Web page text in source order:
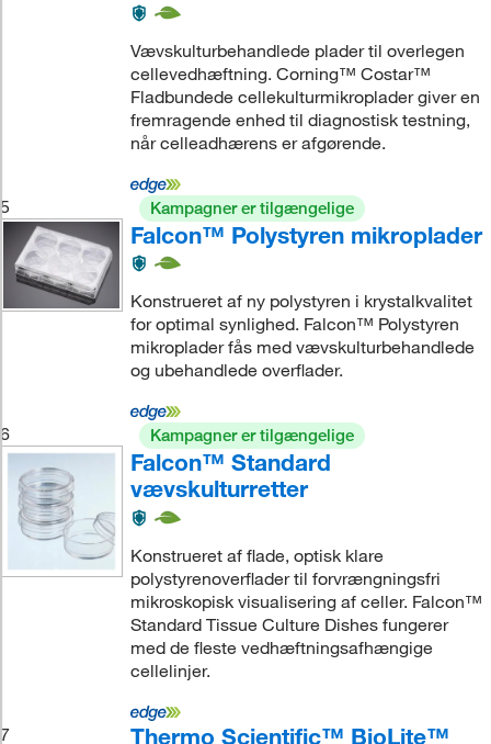
Vævskulturbehandlede plader til overlegen
cellevedhæftning. Corning™ Costar™
Fladbundede cellekulturmikroplader giver en
fremragende enhed til diagnostisk testning,
når celleadhærens er afgørende.
5 Kampagner er tilgængelige
Falcon™ Polystyren mikroplader
Konstrueret af ny polystyren i krystalkvalitet
for optimal synlighed. Falcon™ Polystyren
mikroplader fås med vævskulturbehandlede
og ubehandlede overflader.
6 Kampagner er tilgængelige
Falcon™ Standard
vævskulturretter
Konstrueret af flade, optisk klare
polystyrenoverflader til forvrængningsfri
mikroskopisk visualisering af celler. Falcon™
Standard Tissue Culture Dishes fungerer
med de fleste vedhæftningsafhængige
cellelinjer.
7 Thermo Scientific™ BioLite™